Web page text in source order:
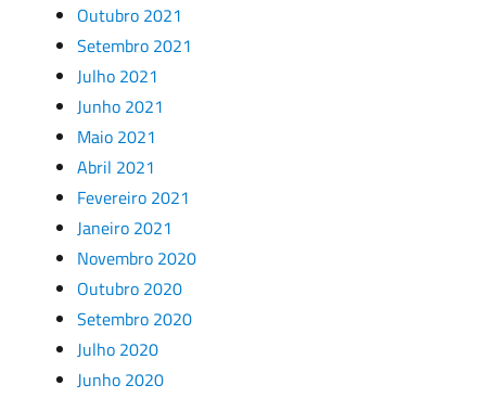
Outubro 2021
Setembro 2021
Julho 2021
Junho 2021
Maio 2021
Abril 2021
Fevereiro 2021
Janeiro 2021
Novembro 2020
Outubro 2020
Setembro 2020
Julho 2020
Junho 2020